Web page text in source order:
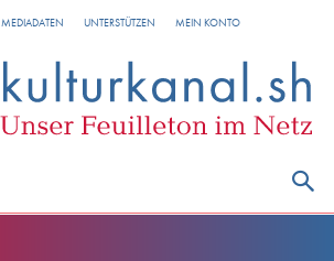
MEDIADATEN UNTERSTÜTZEN MEIN KONTO